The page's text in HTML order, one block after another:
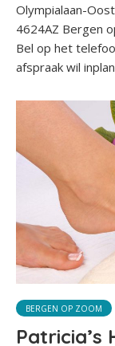
Olympialaan-
4624AZ Bergen
Bel op het
afspraak wil
BERGEN OP ZOOM
Patricia’s